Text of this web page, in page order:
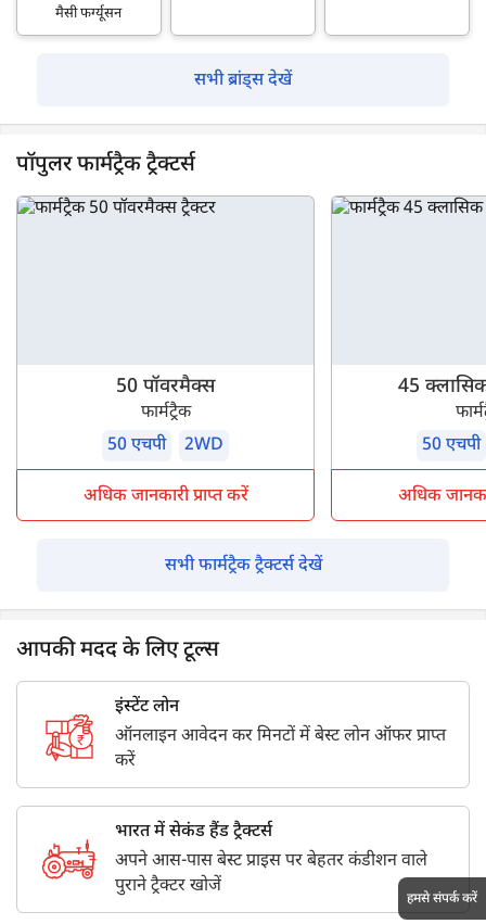
मैसी फर्ग्यूसन
सभी ब्रांड्स देखें
पॉपुलर फार्मट्रैक ट्रैक्टर्स
50 पॉवरमैक्स
फार्मट्रैक
50 एचपी
2WD
अधिक जानकारी प्राप्त करें
45
50 एचपी
अधिक
सभी फार्मट्रैक ट्रैक्टर्स देखें
आपकी मदद के लिए टूल्स
इंस्टेंट लोन
ऑनलाइन आवेदन कर मिनटों में बेस्ट लोन ऑफर प्राप्त
करें
भारत में सेकंड हैंड ट्रैक्टर्स
अपने आस-पास बेस्ट प्राइस पर बेहतर कंडीशन वाले
पुराने ट्रैक्टर खोजें
हमसे संपर्क करें